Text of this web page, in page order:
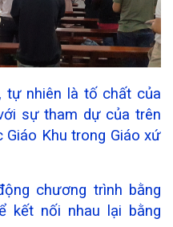
tự nhiên là tố chất của
sự tham dự của trên
Khu trong Giáo xứ
chương trình bằng
kết nối nhau lại bằng